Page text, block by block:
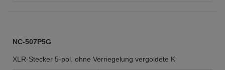
NC-507P5G
XLR-Stecker 5-pol. ohne Verriegelung vergoldete K